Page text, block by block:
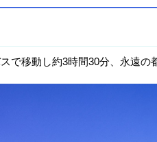
で移動し約3時間30分、永遠の